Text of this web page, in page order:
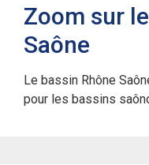
Zoom sur
Saône
Le bassin Rhône
pour les bassins